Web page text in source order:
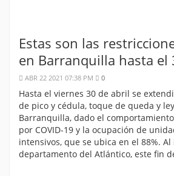
Estas son las
en Barranquilla hasta el
ABR 22 2021 07:38 PM 0
Hasta el viernes 30 de abril se
de pico y cédula, toque de queda y
Barranquilla, dado el
por COVID-19 y la ocupación de
intensivos, que se ubica en el 88%.
departamento del Atlántico, este fin